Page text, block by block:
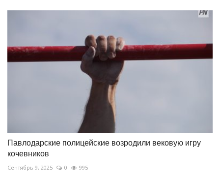
Павлодарские полицейские возродили вековую игру
кочевников
Сентябрь 9, 2025 0 995